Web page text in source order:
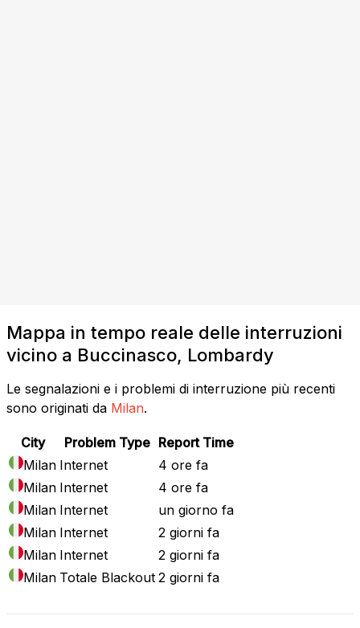
Mappa in tempo reale delle interruzioni
vicino a Buccinasco, Lombardy
Le segnalazioni e i problemi di interruzione più recenti
sono originati da Milan.
City Problem Type Report Time
Milan Internet
4 ore fa
Milan Internet
4 ore fa
Milan Internet
un giorno fa
Milan Internet
2 giorni fa
Milan Internet
2 giorni fa
Milan Totale Blackout 2 giorni fa